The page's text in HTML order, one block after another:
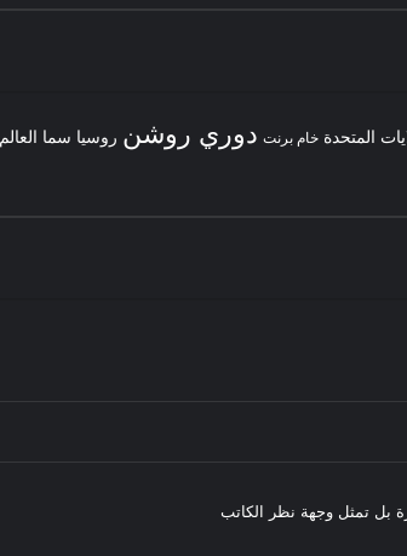
المتحدة خام برنت دوري روشن روسيا سما العالم
بل تمثل وجهة نظر الكاتب